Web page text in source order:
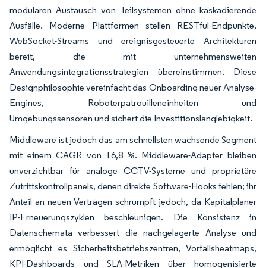
modularen Austausch von Teilsystemen ohne kaskadierende
Ausfälle. Moderne Plattformen stellen RESTful-Endpunkte,
WebSocket-Streams und ereignisgesteuerte Architekturen
bereit, die mit unternehmensweiten
Anwendungsintegrationsstrategien übereinstimmen. Diese
Designphilosophie vereinfacht das Onboarding neuer Analyse-
Engines, Roboterpatrouilleneinheiten und
Umgebungssensoren und sichert die Investitionslanglebigkeit.
Middleware ist jedoch das am schnellsten wachsende Segment
mit einem CAGR von 16,8 %. Middleware-Adapter bleiben
unverzichtbar für analoge CCTV-Systeme und proprietäre
Zutrittskontrollpanels, denen direkte Software-Hooks fehlen; ihr
Anteil an neuen Verträgen schrumpft jedoch, da Kapitalplaner
IP-Erneuerungszyklen beschleunigen. Die Konsistenz in
Datenschemata verbessert die nachgelagerte Analyse und
ermöglicht es Sicherheitsbetriebszentren, Vorfallsheatmaps,
KPI-Dashboards und SLA-Metriken über homogenisierte